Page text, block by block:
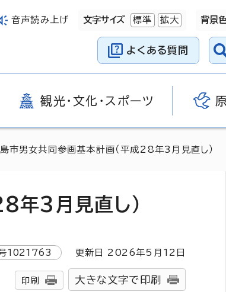
音声読み上げ 文字サイズ 標準 拡大 背景
よくある質問
観光・文化・スポーツ
市男女共同参画基本計画（平成28年3月見直し）
年3月見直し）
1021763 更新日 2026年5月 12 日
印刷 大きな文字で印刷